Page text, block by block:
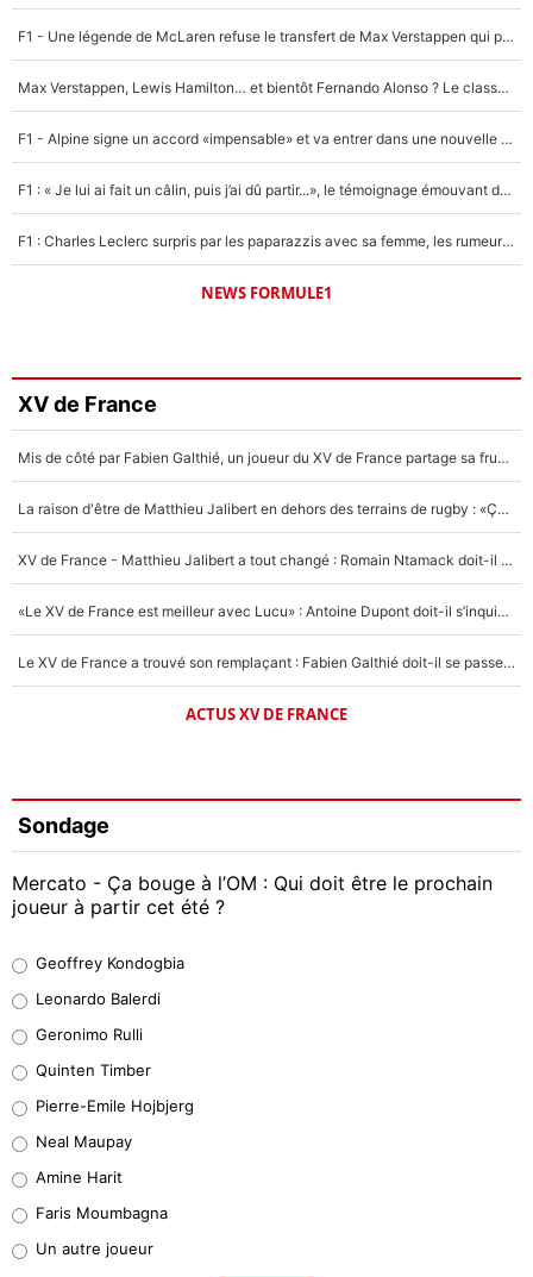
F1 - Une légende de McLaren refuse le transfert de Max Verstappen qui pourrait «faire des vagues» et plomber l'ambiance dans l'équipe
Max Verstappen, Lewis Hamilton… et bientôt Fernando Alonso ? Le classement des pilotes les mieux payés en Formule 1 risque de changer !
F1 - Alpine signe un accord «impensable» et va entrer dans une nouvelle dimension : Grande nouvelle pour Pierre Gasly !
F1 : « Je lui ai fait un câlin, puis j’ai dû partir...», le témoignage émouvant de Max Verstappen sur sa fille
F1 : Charles Leclerc surpris par les paparazzis avec sa femme, les rumeurs étaient vraies !
NEWS FORMULE1
XV de France
Mis de côté par Fabien Galthié, un joueur du XV de France partage sa frustration : «ils ne me l’ont pas dit tout de suite»
La raison d'être de Matthieu Jalibert en dehors des terrains de rugby : «Ça m'atteint autant que si tu touches à un membre de ma famille»
XV de France - Matthieu Jalibert a tout changé : Romain Ntamack doit-il s’inquiéter pour sa place à un an de la Coupe du monde ?
«Le XV de France est meilleur avec Lucu» : Antoine Dupont doit-il s’inquiéter pour sa place ?
Le XV de France a trouvé son remplaçant : Fabien Galthié doit-il se passer d'Antoine Dupont ?
ACTUS XV DE FRANCE
Sondage
Mercato - Ça bouge à l’OM : Qui doit être le prochain
joueur à partir cet été ?
38%
32%
5%
1%
9%
Geoffrey Kondogbia
Leonardo Balerdi
Geronimo Rulli
Quinten Timber
Pierre-Emile Hojbjerg
Neal Maupay
Amine Harit
Faris Moumbagna
Un autre joueur